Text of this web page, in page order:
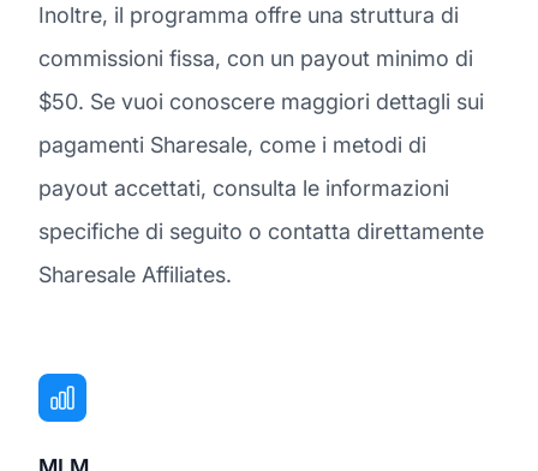
Inoltre, il programma offre una struttura di
commissioni fissa, con un payout minimo di
$50. Se vuoi conoscere maggiori dettagli sui
pagamenti Sharesale, come i metodi di
payout accettati, consulta le informazioni
specifiche di seguito o contatta direttamente
Sharesale Affiliates.